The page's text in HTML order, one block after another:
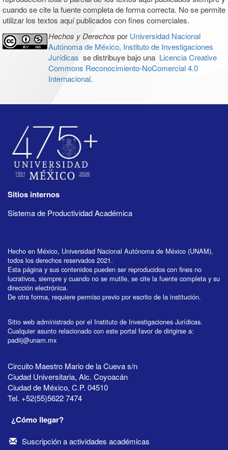
cuando se cite la fuente completa de forma correcta. No se permite
utilizar los textos aquí publicados con fines comerciales.
Hechos y Derechos por Universidad Nacional
Autónoma de México, Instituto de Investigaciones
Jurídicas se distribuye bajo una Licencia Creative
Commons Reconocimiento-NoComercial 4.0
Internacional.
Sitios internos
Sistema de Productividad Académica
Hecho en México, Universidad Nacional Autónoma de México (UNAM),
todos los derechos reservados 2021.
Esta página y sus contenidos pueden ser reproducidos con fines no
lucrativos, siempre y cuando no se mutile, se cite la fuente completa y su
dirección electrónica.
De otra forma, requiere permiso previo por escrito de la institución.
Sitio web administrado por el Instituto de Investigaciones Jurídicas.
Cualquier asunto relacionado con este portal favor de dirigirse a:
padiij@unam.mx
Circuito Maestro Mario de la Cueva s/n
Ciudad Universitaria, Alc. Coyoacán
Ciudad de México, C.P. 04510
Tel. +52(55)5622 7474
¿Cómo llegar?
Suscripción a actividades académicas